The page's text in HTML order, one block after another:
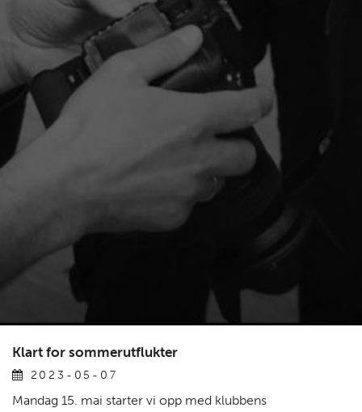
Klart for sommerutflukter
2023-05-07
Mandag 15. mai starter vi opp med klubbens